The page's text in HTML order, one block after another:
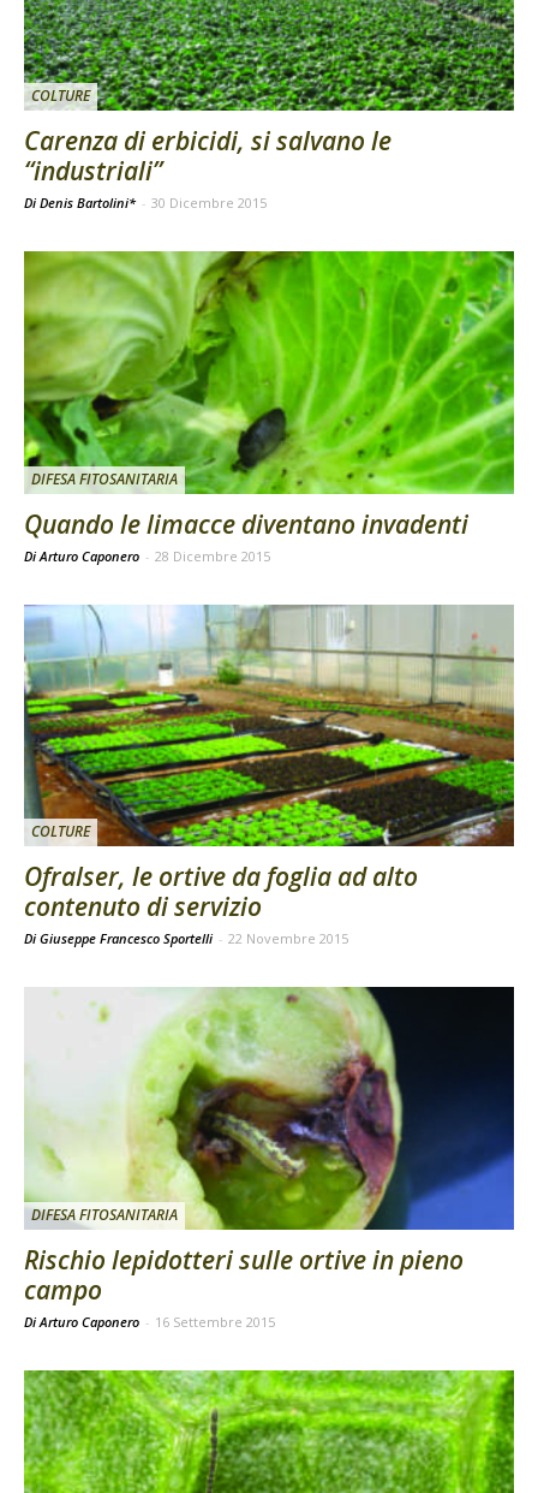
COLTURE
Carenza di erbicidi, si salvano le
“industriali”
Di Denis Bartolini* - 30 Dicembre 2015
DIFESA FITOSANITARIA
Quando le limacce diventano invadenti
Di Arturo Caponero - 28 Dicembre 2015
COLTURE
Ofralser, le ortive da foglia ad alto
contenuto di servizio
Di Giuseppe Francesco Sportelli - 22 Novembre 2015
DIFESA FITOSANITARIA
Rischio lepidotteri sulle ortive in pieno
campo
Di Arturo Caponero - 16 Settembre 2015